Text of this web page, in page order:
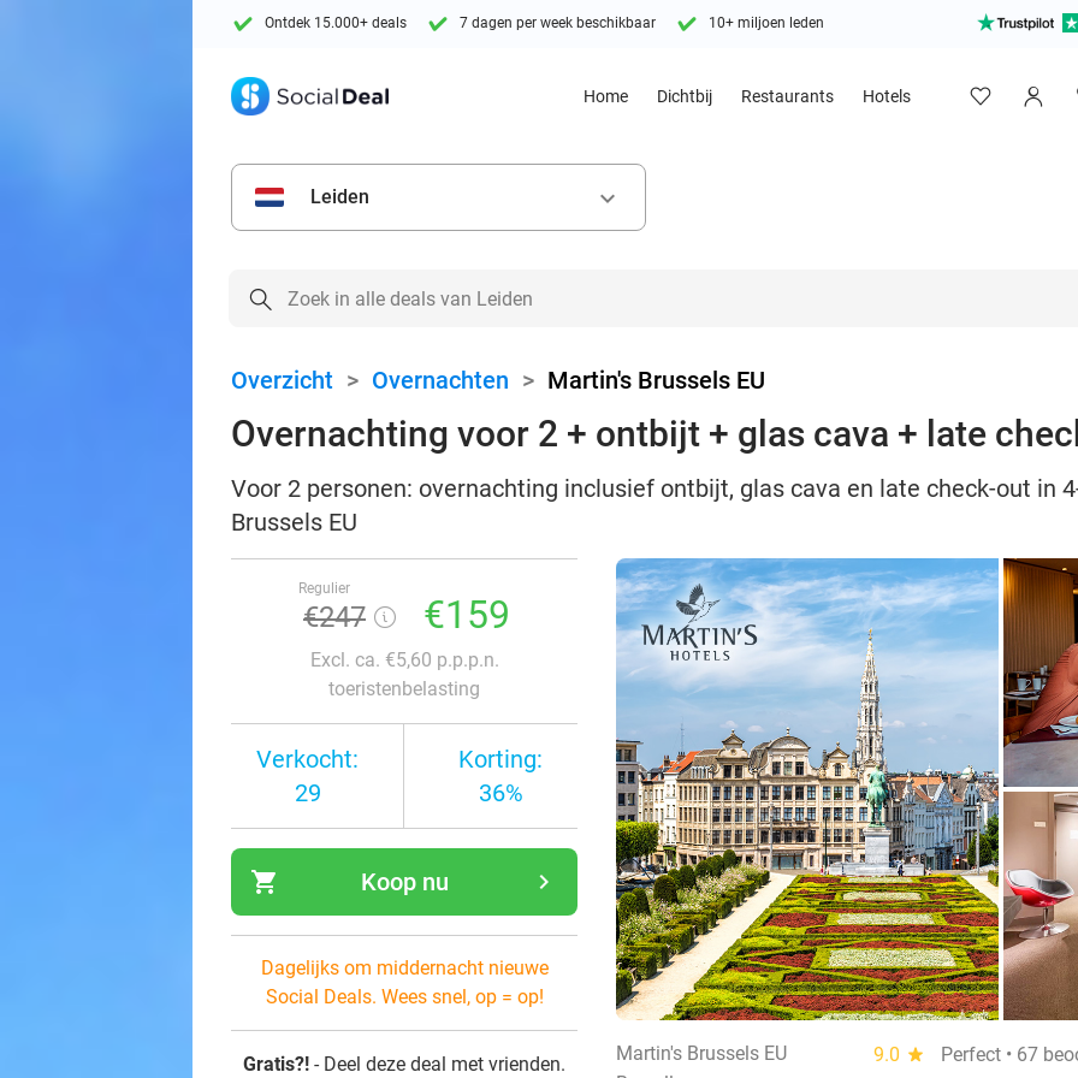
Ontdek 15.000+ deals 7 dagen per week beschikbaar 10+ miljoen leden
Home Dichtbij Restaurants Hotels
Leiden keyboard_arrow_down
Overzicht > Overnachten > Martin's Brussels EU
Overnachting voor 2 + ontbijt + glas cava + late
Voor 2 personen: overnachting inclusief ontbijt, glas cava en late check-out in
Brussels EU
Regulier
€247 €159
Excl. ca. €5,60 p.p.p.n.
toeristenbelasting
Verkocht:
29
Korting:
36%
shopping_cart navigate_next
Koop nu
Dagelijks om middernacht nieuwe
Social Deals. Wees snel, op = op!
Gratis?! - Deel deze deal met vrienden.
Martin's Brussels EU 9.0 star
Perfect • 67